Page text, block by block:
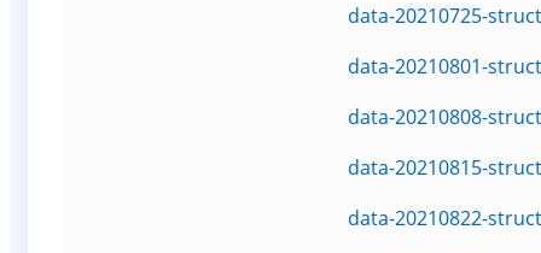
data-20210725-
data-20210801-
data-20210808-
data-20210815-
data-20210822-